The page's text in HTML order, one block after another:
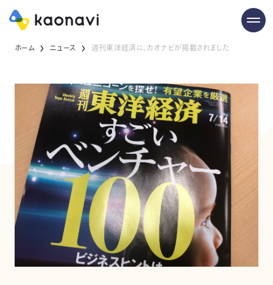
ホーム ニュース 週刊東洋経済に、カオナビが掲載されました